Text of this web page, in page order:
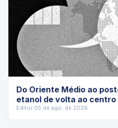
Do Oriente Médio ao
etanol de volta ao centro
Editor·05 de ago. de 2026